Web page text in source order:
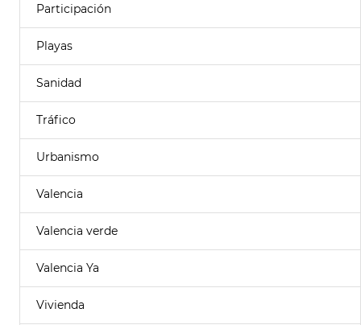
Participación
Playas
Sanidad
Tráfico
Urbanismo
Valencia
Valencia verde
Valencia Ya
Vivienda